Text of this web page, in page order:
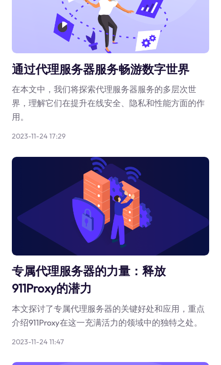
通过代理服务器服务畅游数字世界
在本文中，我们将探索代理服务器服务的多层次世
界，理解它们在提升在线安全、隐私和性能方面的作
用。
2023-11-24 17:29
专属代理服务器的力量：释放
911Proxy的潜力
本文探讨了专属代理服务器的关键好处和应用，重点
介绍911Proxy在这一充满活力的领域中的独特之处。
2023-11-24 11:47